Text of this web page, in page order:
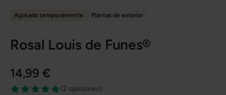
Agotado temporalmente Plantas de exterior
Rosal Louis de Funes®
14,99 €
(2 opiniones)